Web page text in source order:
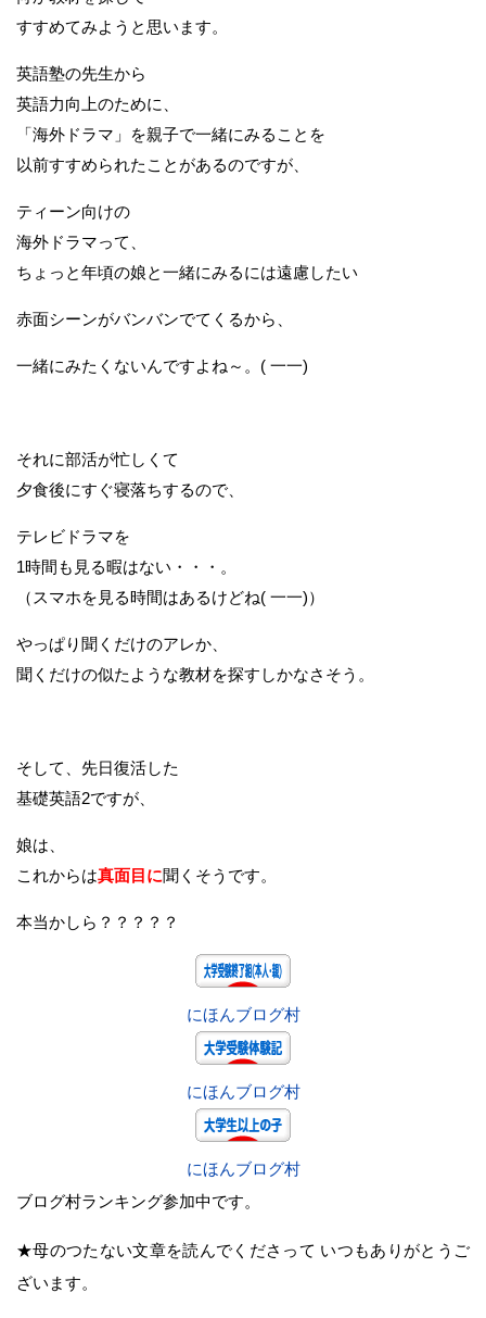
すすめてみようと思います。
英語塾の先生から
英語力向上のために、
「海外ドラマ」を親子で一緒にみることを
以前すすめられたことがあるのですが、
ティーン向けの
海外ドラマって、
ちょっと年頃の娘と一緒にみるには遠慮したい
赤面シーンがバンバンでてくるから、
一緒にみたくないんですよね～。( 一一)
それに部活が忙しくて
夕食後にすぐ寝落ちするので、
テレビドラマを
1時間も見る暇はない・・・。
（スマホを見る時間はあるけどね( 一一)）
やっぱり聞くだけのアレか、
聞くだけの似たような教材を探すしかなさそう。
そして、先日復活した
基礎英語2ですが、
娘は、
これからは真面目に聞くそうです。
本当かしら？？？？？
にほんブログ村
にほんブログ村
にほんブログ村
ブログ村ランキング参加中です。
★母のつたない文章を読んでくださって いつもありがとうご
ざいます。